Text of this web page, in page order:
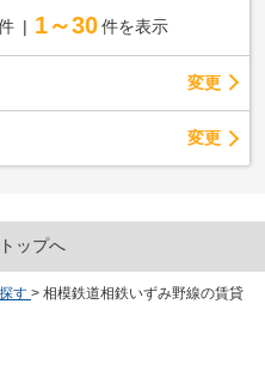
1～30 件を表示
変更
変更
ップへ
す > 相模鉄道相鉄いずみ野線の賃貸